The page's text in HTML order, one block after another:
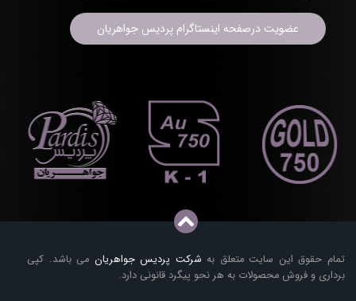
تمام حقوق این سایت متعلق به شرکت پردیس جواهریان می باشد. کپی
برداری و فروش محصولات به هر نحو پیگرد قانونی دارد.
عضویت درصفحه اینستاگرام پردیس جواهریان